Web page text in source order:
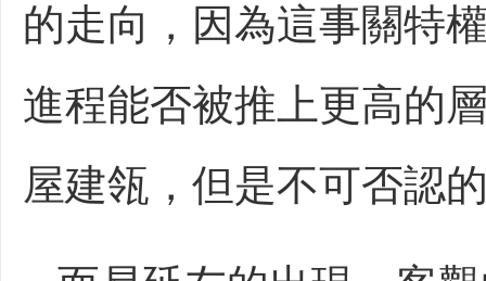
的走向，因為這事關特
進程能否被推上更高的
屋建瓴，但是不可否認